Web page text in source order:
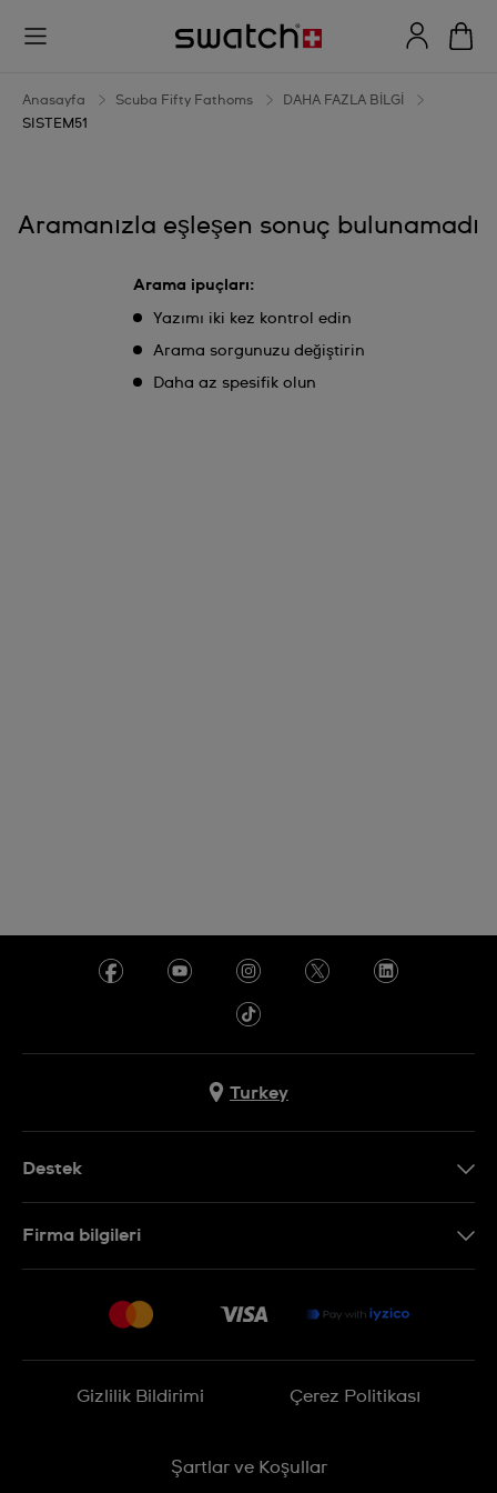
SISTEM51
Anasayfa Scuba Fifty Fathoms
DAHA FAZLA BİLGİ
SISTEM51
Aramanızla eşleşen sonuç bulunamadı
Arama ipuçları:
Yazımı iki kez kontrol edin
Arama sorgunuzu değiştirin
Daha az spesifik olun
Turkey
Destek
İade Politikası
Firma bilgileri
Gizlilik Bildirimi Çerez Politikası
Şartlar ve Koşullar